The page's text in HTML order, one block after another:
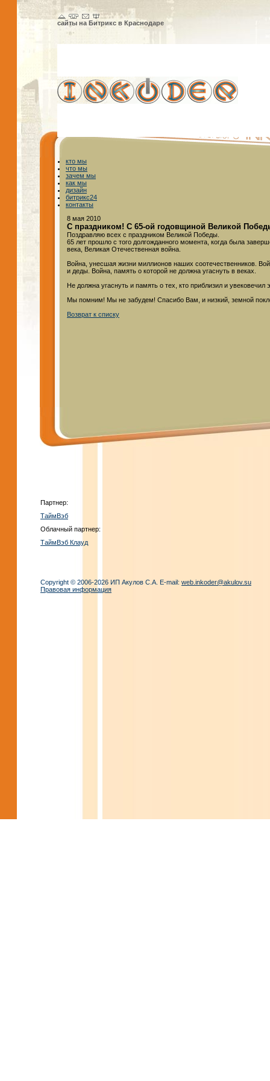
сайты на Битрикс в Краснодаре
кто мы
что мы
зачем мы
как мы
дизайн
битрикс24
контакты
8 мая 2010
С праздником! С 65-ой годовщиной Великой
Поздравляю всех с праздником Великой Победы.
65 лет прошло с того долгожданного момента, когда была
века, Великая Отечественная война.
Война, унесшая жизни миллионов наших соотечественников.
и деды. Война, память о которой не должна угаснуть в веках.
Не должна угаснуть и память о тех, кто приблизил и увековечил
Мы помним! Мы не забудем! Спасибо Вам, и низкий, земной
Возврат к списку
Партнер:
ТаймВэб
Облачный партнер:
ТаймВэб Клауд
Copyright © 2006-2026 ИП Акулов С.А. E-mail: web.inkoder@akulov.su
Правовая информация